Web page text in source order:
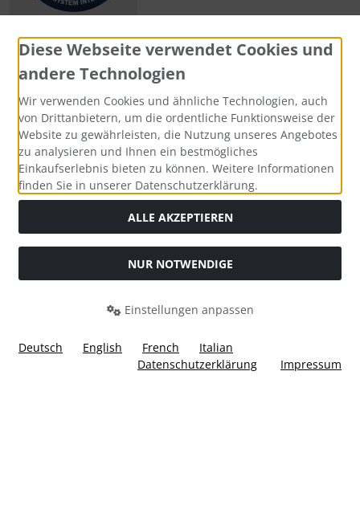
Zahlungsmethoden
Social Media
Widerrufsformular
Diese Webseite verwendet Cookies und
andere Technologien
Wir verwenden Cookies und ähnliche Technologien, auch
von Drittanbietern, um die ordentliche Funktionsweise der
Website zu gewährleisten, die Nutzung unseres Angebotes
zu analysieren und Ihnen ein bestmögliches
Einkaufserlebnis bieten zu können. Weitere Informationen
finden Sie in unserer Datenschutzerklärung.
ALLE AKZEPTIEREN
NUR NOTWENDIGE
Einstellungen anpassen
Deutsch English French
Italian
Datenschutzerklärung
Impressum